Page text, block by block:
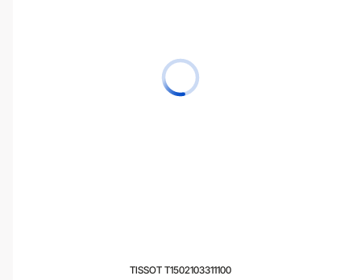
TISSOT T1502103311100